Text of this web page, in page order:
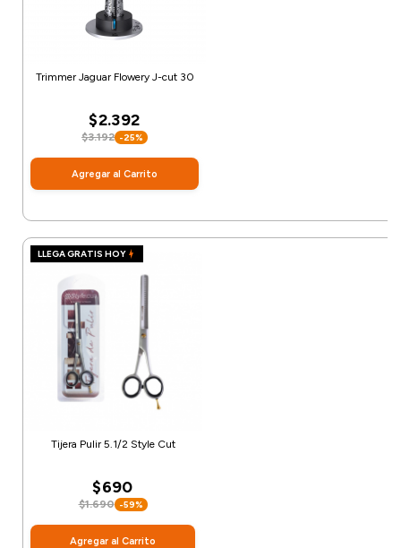
Trimmer Jaguar Flowery J-cut 30
$2.392
$3.192 -25%
Agregar al Carrito
LLEGA GRATIS HOY
Tijera Pulir 5.1/2 Style Cut
$690
$1.690 -59%
Agregar al Carrito